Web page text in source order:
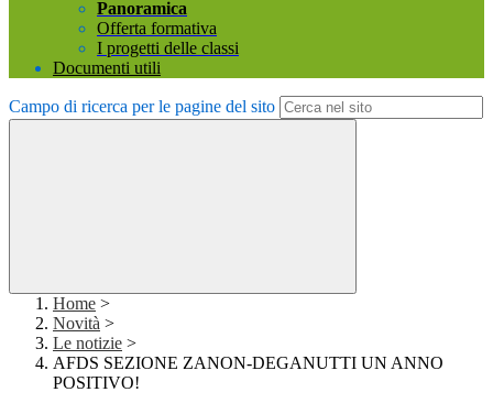
Panoramica
Offerta formativa
I progetti delle classi
Documenti utili
Campo di ricerca per le pagine del sito
Home >
Novità >
Le notizie >
AFDS SEZIONE ZANON-DEGANUTTI UN ANNO
POSITIVO!